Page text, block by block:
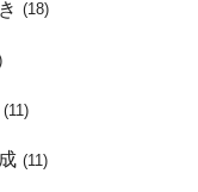
(18)
(11)
(11)